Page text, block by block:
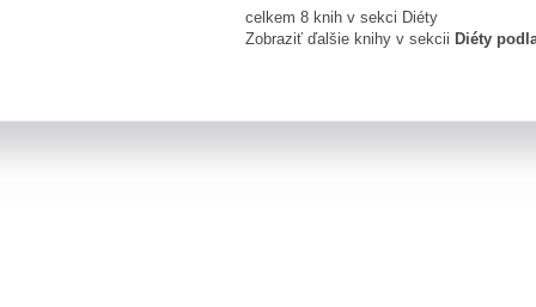
celkem 8 knih v sekci Diéty
Zobraziť ďalšie knihy v sekcii Diéty